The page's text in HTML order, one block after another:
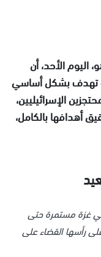
اليوم الأحد، أن
تهدف بشكل أساسي
الإسرائيليين،
أهدافها بالكامل،
في غزة مستمرة حتى
رأسها القضاء على